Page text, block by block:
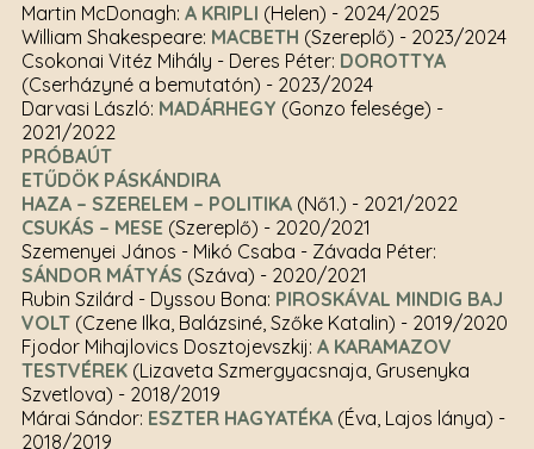
Martin McDonagh: A KRIPLI (Helen) - 2024/2025
William Shakespeare: MACBETH (Szereplő) - 2023/2024
Csokonai Vitéz Mihály - Deres Péter: DOROTTYA
(Cserházyné a bemutatón) - 2023/2024
Darvasi László: MADÁRHEGY (Gonzo felesége) -
2021/2022
PRÓBAÚT
ETŰDÖK PÁSKÁNDIRA
HAZA – SZERELEM – POLITIKA(Nő1.) - 2021/2022
CSUKÁS – MESE (Szereplő) - 2020/2021
Szemenyei János - Mikó Csaba - Závada Péter:
SÁNDOR MÁTYÁS (Száva) - 2020/2021
Rubin Szilárd - Dyssou Bona: PIROSKÁVAL MINDIG BAJ
VOLT(Czene Ilka, Balázsiné, Szőke Katalin) - 2019/2020
Fjodor Mihajlovics Dosztojevszkij: A KARAMAZOV
TESTVÉREK(Lizaveta Szmergyacsnaja, Grusenyka
Szvetlova) - 2018/2019
Márai Sándor: ESZTER HAGYATÉKA(Éva, Lajos lánya) -
2018/2019